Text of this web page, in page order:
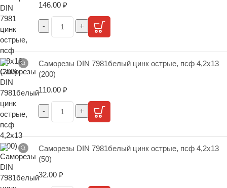
146.00 ₽
Саморезы DIN 7981белый цинк острые, псф 4,2х13
(200)
110.00 ₽
Саморезы DIN 7981белый цинк острые, псф 4,2х13
(50)
32.00 ₽